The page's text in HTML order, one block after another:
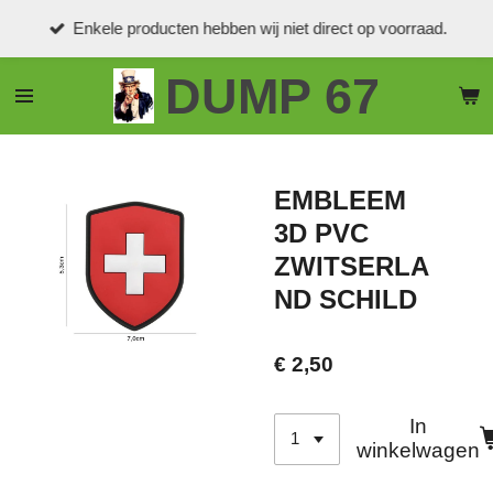
de
DUMP 67
Enkele producten hebben wij niet direct op voorraad.
EMBLEEM
3D PVC
ZWITSERLA
ND SCHILD
€ 2,50
In
winkelwagen